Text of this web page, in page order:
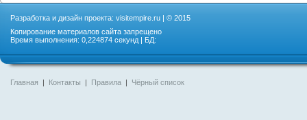
Разработка и дизайн проекта: visitempire.ru | © 2015
Копирование материалов сайта запрещено
Время выполнения: 0,224874 секунд | БД:
Главная | Контакты | Правила | Чёрный список